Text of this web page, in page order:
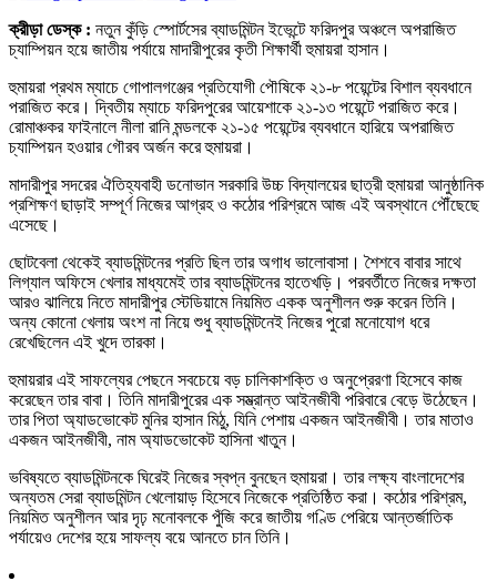
ক্রীড়া ডেস্ক : নতুন কুঁড়ি স্পোর্টসের ব্যাডমিন্টন ইভেন্টে ফরিদপুর অঞ্চলে অপরাজিত
চ্যাম্পিয়ন হয়ে জাতীয় পর্যায়ে মাদারীপুরের কৃতী শিক্ষার্থী হুমায়রা হাসান।
হুমায়রা প্রথম ম্যাচে গোপালগঞ্জের প্রতিযোগী পৌষিকে ২১-৮ পয়েন্টের বিশাল ব্যবধানে
পরাজিত করে। দ্বিতীয় ম্যাচে ফরিদপুরের আয়েশাকে ২১-১৩ পয়েন্টে পরাজিত করে।
রোমাঞ্চকর ফাইনালে নীলা রানি মন্ডলকে ২১-১৫ পয়েন্টের ব্যবধানে হারিয়ে অপরাজিত
চ্যাম্পিয়ন হওয়ার গৌরব অর্জন করে হুমায়রা।
মাদারীপুর সদরের ঐতিহ্যবাহী ডনোভান সরকারি উচ্চ বিদ্যালয়ের ছাত্রী হুমায়রা আনুষ্ঠানিক
প্রশিক্ষণ ছাড়াই সম্পূর্ণ নিজের আগ্রহ ও কঠোর পরিশ্রমে আজ এই অবস্থানে পৌঁছেছে
এসেছে।
ছোটবেলা থেকেই ব্যাডমিন্টনের প্রতি ছিল তার অগাধ ভালোবাসা। শৈশবে বাবার সাথে
লিগ্যাল অফিসে খেলার মাধ্যমেই তার ব্যাডমিন্টনের হাতেখড়ি। পরবর্তীতে নিজের দক্ষতা
আরও ঝালিয়ে নিতে মাদারীপুর স্টেডিয়ামে নিয়মিত একক অনুশীলন শুরু করেন তিনি।
অন্য কোনো খেলায় অংশ না নিয়ে শুধু ব্যাডমিন্টনেই নিজের পুরো মনোযোগ ধরে
রেখেছিলেন এই খুদে তারকা।
হুমায়রার এই সাফল্যের পেছনে সবচেয়ে বড় চালিকাশক্তি ও অনুপ্রেরণা হিসেবে কাজ
করেছেন তার বাবা। তিনি মাদারীপুরের এক সম্ভ্রান্ত আইনজীবী পরিবারে বেড়ে উঠেছেন।
তার পিতা অ্যাডভোকেট মুনির হাসান মিঠু, যিনি পেশায় একজন আইনজীবী। তার মাতাও
একজন আইনজীবী, নাম অ্যাডভোকেট হাসিনা খাতুন।
ভবিষ্যতে ব্যাডমিন্টনকে ঘিরেই নিজের স্বপ্ন বুনছেন হুমায়রা। তার লক্ষ্য বাংলাদেশের
অন্যতম সেরা ব্যাডমিন্টন খেলোয়াড় হিসেবে নিজেকে প্রতিষ্ঠিত করা। কঠোর পরিশ্রম,
নিয়মিত অনুশীলন আর দৃঢ় মনোবলকে পুঁজি করে জাতীয় গণ্ডি পেরিয়ে আন্তর্জাতিক
পর্যায়েও দেশের হয়ে সাফল্য বয়ে আনতে চান তিনি।